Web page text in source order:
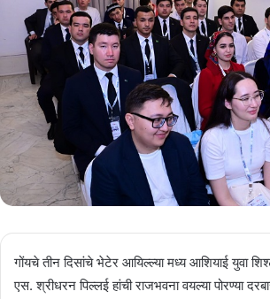
गोंयचे तीन दिसांचे भेटेर आयिल्ल्या मध्य आशियाई युवा
एस. श्रीधरन पिल्लई हांची राजभवना वयल्या पोरण्या